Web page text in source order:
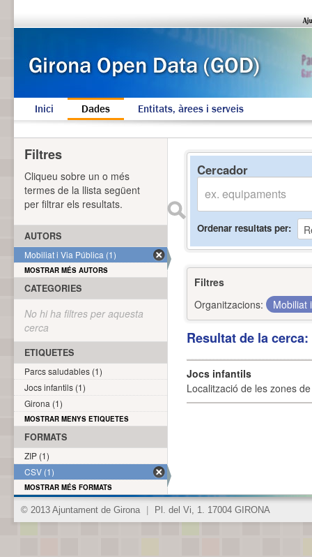
Inici Dades Entitats, àrees i serveis
Cercador
Ordenar resultats per
Filtres
Organitzacions:
Mobiliat
Resultat de la
Jocs infantils
Localització de les zones
Filtres
Cliqueu sobre un o més
termes de la llista següent
per filtrar els resultats.
AUTORS
Mobiliat i Via Pública (1)
MOSTRAR MÉS AUTORS
CATEGORIES
No hi ha filtres per aquesta
cerca
ETIQUETES
Parcs saludables (1)
Jocs infantils (1)
Girona (1)
MOSTRAR MENYS ETIQUETES
FORMATS
ZIP (1)
CSV (1)
MOSTRAR MÉS FORMATS
© 2013 Ajuntament de Girona Pl. del Vi, 1. 17004 GIRONA